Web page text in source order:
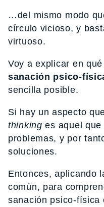
…del mismo modo
círculo vicioso, y
virtuoso.
Voy a explicar en
sanación psico-
sencilla posible.
Si hay un aspecto
thinking es aquel
problemas, y por
soluciones.
Entonces, aplicando
común, para
sanación psico-física